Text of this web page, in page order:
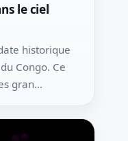
le ciel
historique
Congo. Ce
gran...